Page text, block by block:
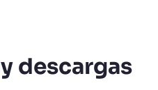
y descargas